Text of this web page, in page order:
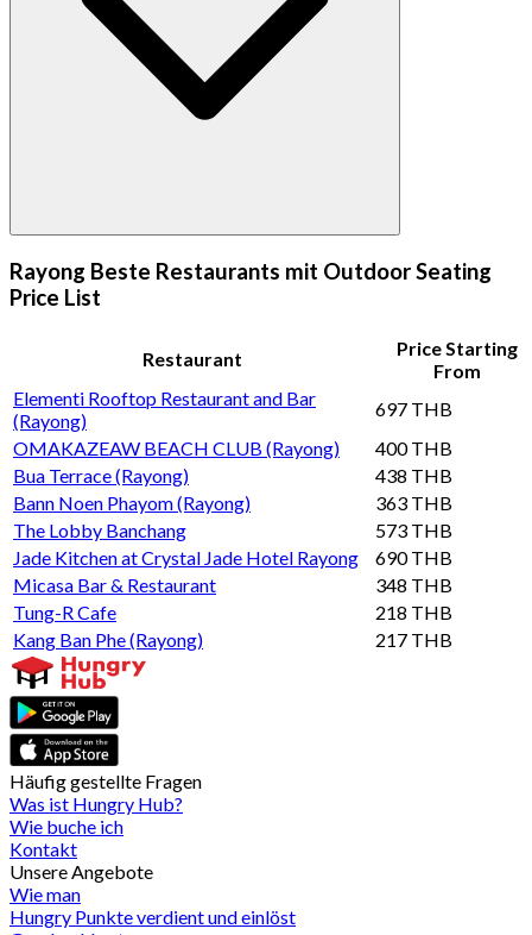
Rayong Beste Restaurants mit Outdoor Seating
Price List
Restaurant
Price Starting
From
Elementi Rooftop Restaurant and Bar
(Rayong)
697 THB
OMAKAZEAW BEACH CLUB (Rayong)
400 THB
Bua Terrace (Rayong)
438 THB
Bann Noen Phayom (Rayong)
363 THB
The Lobby Banchang
573 THB
Jade Kitchen at Crystal Jade Hotel Rayong
690 THB
Micasa Bar & Restaurant
348 THB
Tung-R Cafe
218 THB
Kang Ban Phe (Rayong)
217 THB
Häufig gestellte Fragen
Was ist Hungry Hub?
Wie buche ich
Kontakt
Unsere Angebote
Wie man
Hungry Punkte verdient und einlöst